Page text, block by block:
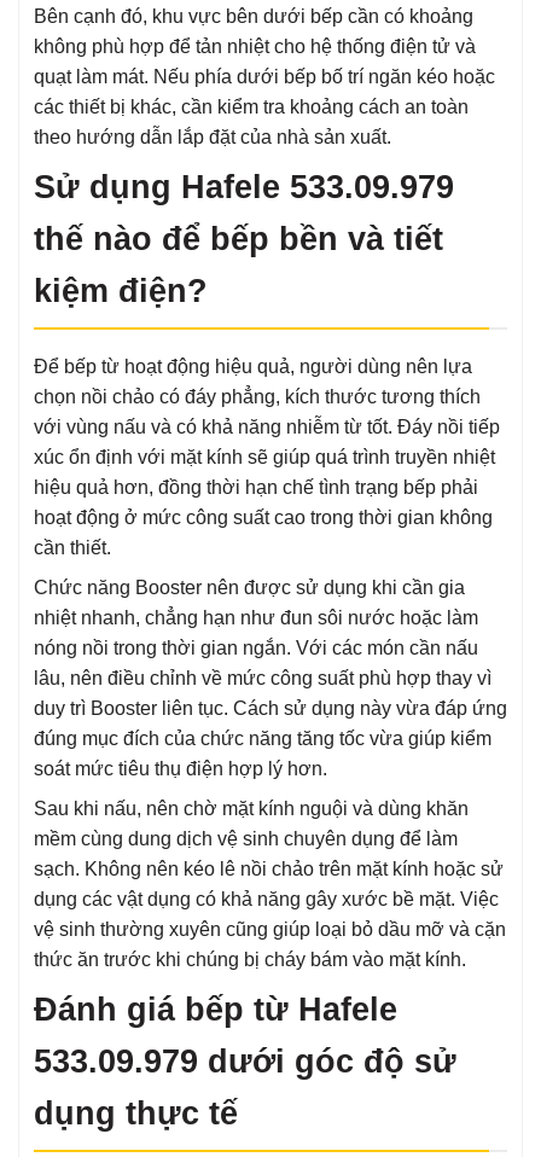
Bên cạnh đó, khu vực bên dưới bếp cần có khoảng
không phù hợp để tản nhiệt cho hệ thống điện tử và
quạt làm mát. Nếu phía dưới bếp bố trí ngăn kéo hoặc
các thiết bị khác, cần kiểm tra khoảng cách an toàn
theo hướng dẫn lắp đặt của nhà sản xuất.
Sử dụng Hafele 533.09.979
thế nào để bếp bền và tiết
kiệm điện?
Để bếp từ hoạt động hiệu quả, người dùng nên lựa
chọn nồi chảo có đáy phẳng, kích thước tương thích
với vùng nấu và có khả năng nhiễm từ tốt. Đáy nồi tiếp
xúc ổn định với mặt kính sẽ giúp quá trình truyền nhiệt
hiệu quả hơn, đồng thời hạn chế tình trạng bếp phải
hoạt động ở mức công suất cao trong thời gian không
cần thiết.
Chức năng Booster nên được sử dụng khi cần gia
nhiệt nhanh, chẳng hạn như đun sôi nước hoặc làm
nóng nồi trong thời gian ngắn. Với các món cần nấu
lâu, nên điều chỉnh về mức công suất phù hợp thay vì
duy trì Booster liên tục. Cách sử dụng này vừa đáp ứng
đúng mục đích của chức năng tăng tốc vừa giúp kiểm
soát mức tiêu thụ điện hợp lý hơn.
Sau khi nấu, nên chờ mặt kính nguội và dùng khăn
mềm cùng dung dịch vệ sinh chuyên dụng để làm
sạch. Không nên kéo lê nồi chảo trên mặt kính hoặc sử
dụng các vật dụng có khả năng gây xước bề mặt. Việc
vệ sinh thường xuyên cũng giúp loại bỏ dầu mỡ và cặn
thức ăn trước khi chúng bị cháy bám vào mặt kính.
Đánh giá bếp từ Hafele
533.09.979 dưới góc độ sử
dụng thực tế